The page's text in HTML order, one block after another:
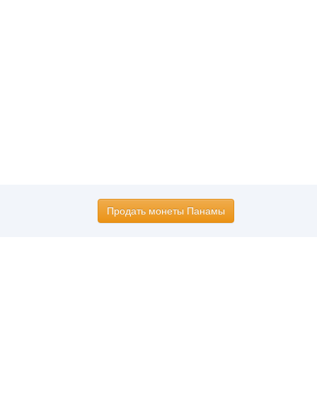
Продать монеты Панамы